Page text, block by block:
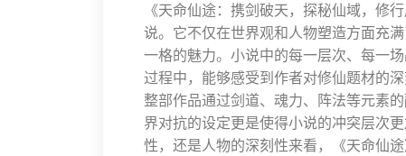
《天命仙途：携剑破天，探秘仙域，修
说。它不仅在世界观和人物塑造方面充
一格的魅力。小说中的每一层次、每一
过程中，能够感受到作者对修仙题材的深
整部作品通过剑道、魂力、阵法等元素
界对抗的设定更是使得小说的冲突层次
性，还是人物的深刻性来看，《天命仙